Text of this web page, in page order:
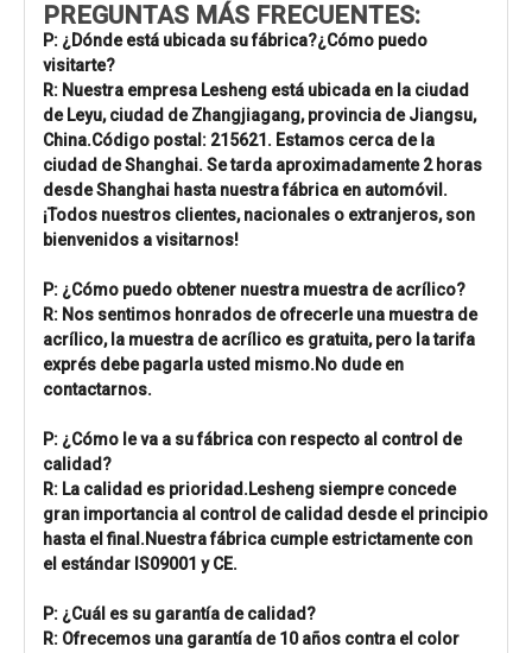
PREGUNTAS MÁS FRECUENTES:
P: ¿Dónde está ubicada su fábrica?¿Cómo puedo
visitarte?
R: Nuestra empresa Lesheng está ubicada en la ciudad
de Leyu, ciudad de Zhangjiagang, provincia de Jiangsu,
China.Código postal: 215621. Estamos cerca de la
ciudad de Shanghai. Se tarda aproximadamente 2 horas
desde Shanghai hasta nuestra fábrica en automóvil.
¡Todos nuestros clientes, nacionales o extranjeros, son
bienvenidos a visitarnos!
P: ¿Cómo puedo obtener nuestra muestra de acrílico?
R: Nos sentimos honrados de ofrecerle una muestra de
acrílico, la muestra de acrílico es gratuita, pero la tarifa
exprés debe pagarla usted mismo.No dude en
contactarnos.
P: ¿Cómo le va a su fábrica con respecto al control de
calidad?
R: La calidad es prioridad.Lesheng siempre concede
gran importancia al control de calidad desde el principio
hasta el final.Nuestra fábrica cumple estrictamente con
el estándar IS09001 y CE.
P: ¿Cuál es su garantía de calidad?
R: Ofrecemos una garantía de 10 años contra el color